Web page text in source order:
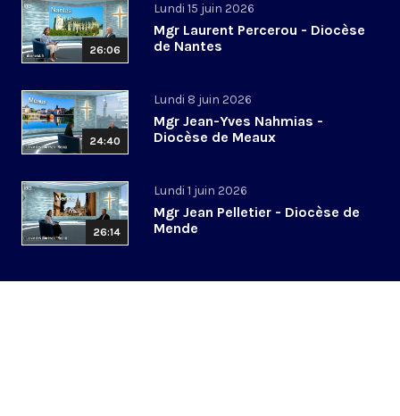
26:06
Lundi 15 juin 2026
Mgr Laurent Percerou - Diocèse
de Nantes
24:40
Lundi 8 juin 2026
Mgr Jean-Yves Nahmias -
Diocèse de Meaux
26:14
Lundi 1 juin 2026
Mgr Jean Pelletier - Diocèse de
Mende